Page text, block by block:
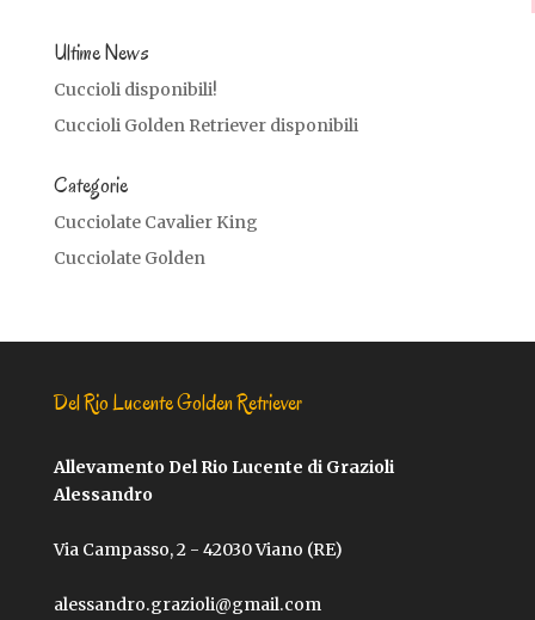
Ultime News
Cuccioli disponibili!
Cuccioli Golden Retriever disponibili
Categorie
Cucciolate Cavalier King
Cucciolate Golden
Del Rio Lucente Golden Retriever
Allevamento Del Rio Lucente di Grazioli
Alessandro
Via Campasso, 2 - 42030 Viano (RE)
alessandro.grazioli@gmail.com